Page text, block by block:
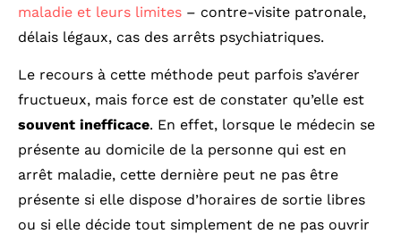
maladie et leurs limites – contre-visite patronale,
délais légaux, cas des arrêts psychiatriques.
Le recours à cette méthode peut parfois s’avérer
fructueux, mais force est de constater qu’elle est
souvent inefficace. En effet, lorsque le médecin se
présente au domicile de la personne qui est en
arrêt maladie, cette dernière peut ne pas être
présente si elle dispose d’horaires de sortie libres
ou si elle décide tout simplement de ne pas ouvrir